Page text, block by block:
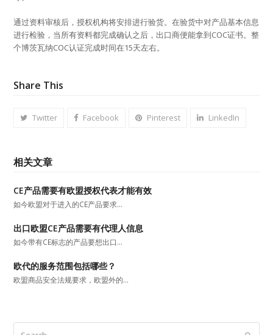
通过资料审核后，授权机构将安排进行验货。在验货中对产品基本信息
进行检验，当所有资料都完成确认之后，出口商便能拿到COC证书。整
个博茨瓦纳COC认证完成时间在15天左右。
Share This
Twitter Facebook Pinterest LinkedIn
相关文章
CE产品需要有欧盟授权代表才能有效
如今欧盟对于进入的CE产品要求…
出口欧盟CE产品需要有代理人信息
如今带有CE标志的产品要想出口…
欧代的服务范围包括哪些？
欧盟商品安全法规要求，欧盟外的…